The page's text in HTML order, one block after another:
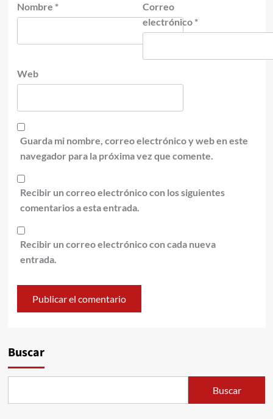
Nombre *
Correo
electrónico *
Web
Guarda mi nombre, correo electrónico y web en este
navegador para la próxima vez que comente.
Recibir un correo electrónico con los siguientes
comentarios a esta entrada.
Recibir un correo electrónico con cada nueva
entrada.
Buscar
Buscar